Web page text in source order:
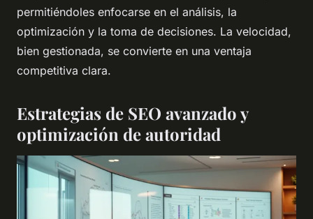
permitiéndoles enfocarse en el análisis, la
optimización y la toma de decisiones. La velocidad,
bien gestionada, se convierte en una ventaja
competitiva clara.
Estrategias de SEO avanzado y
optimización de autoridad